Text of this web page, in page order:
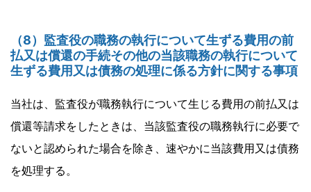
（8）監査役の職務の執行について生ずる費用の前
払又は償還の手続その他の当該職務の執行について
生ずる費用又は債務の処理に係る方針に関する事項
当社は、監査役が職務執行について生じる費用の前払又は
償還等請求をしたときは、当該監査役の職務執行に必要で
ないと認められた場合を除き、速やかに当該費用又は債務
を処理する。